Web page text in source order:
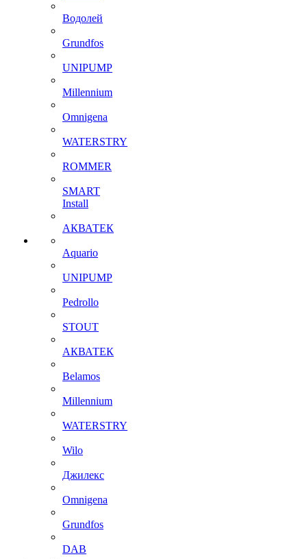
Водолей
Grundfos
UNIPUMP
Millennium
Omnigena
WATERSTRY
ROMMER
SMART
Install
АКВАТЕК
Aquario
UNIPUMP
Pedrollo
STOUT
АКВАТЕК
Belamos
Millennium
WATERSTRY
Wilo
Джилекс
Omnigena
Grundfos
DAB